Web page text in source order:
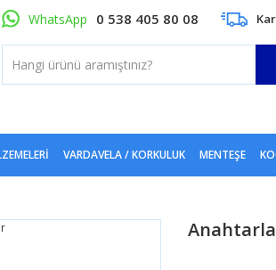
WhatsApp 0 538 405 80 08
VARDAVELA / KORKULUK MENTEŞE